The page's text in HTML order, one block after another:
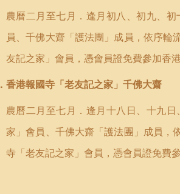
農曆二月至七月．逢月初八、初九、
員、千佛大齋「護法團」成員，依序輪
友記之家」會員，憑會員證免費參加香
．香港報國寺「老友記之家」千佛大齋
農曆二月至七月．逢月十八日、十九
家」會員、千佛大齋「護法團」成員，
寺「老友記之家」會員，憑會員證免費